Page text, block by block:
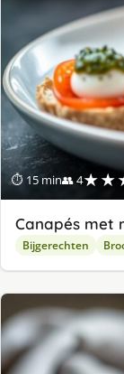
⏱ 15 min👥 4
Canapés met
Bijgerechten